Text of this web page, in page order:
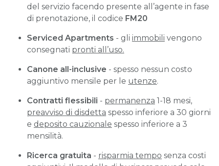
del servizio facendo presente all’agente in fase
di prenotazione, il codice FM20
Serviced Apartments - gli immobili vengono
consegnati pronti all’uso.
Canone all-inclusive - spesso nessun costo
aggiuntivo mensile per le utenze.
Contratti flessibili - permanenza 1-18 mesi,
preavviso di disdetta spesso inferiore a 30 giorni
e deposito cauzionale spesso inferiore a 3
mensilità.
Ricerca gratuita - risparmia tempo senza costi